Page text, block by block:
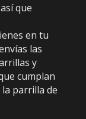
que
en tu
las
y
cumplan
parrilla de